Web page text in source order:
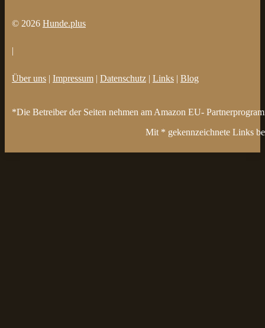
© 2026 Hunde.plus
|
Über uns | Impressum | Datenschutz | Links | Blog
*Die Betreiber der Seiten nehmen am Amazon EU-
Mit * gekennzeichnete Links